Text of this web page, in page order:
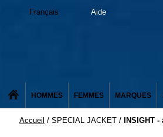
Français Aide
HOMMES FEMMES MARQUES
Accueil / SPECIAL JACKET / INSIGHT